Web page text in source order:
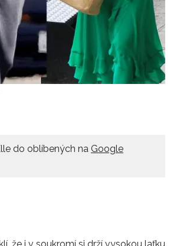
do oblíbených na Google
že i v soukromí si drží vysokou laťku